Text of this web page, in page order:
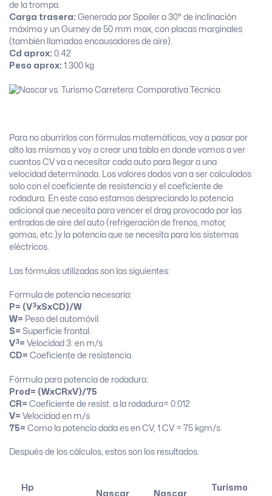
de la trompa.
Carga trasera: Generada por Spoiler a 30° de inclinación
máxima y un Gurney de 50 mm max, con placas marginales
(también llamadas encausadores de aire).
Cd aprox: 0.42
Peso aprox: 1.300 kg
Para no aburrirlos con fórmulas matemáticas, voy a pasar por
alto las mismas y voy a crear una tabla en donde vamos a ver
cuantos CV va a necesitar cada auto para llegar a una
velocidad determinada. Los valores dados van a ser calculados
solo con el coeficiente de resistencia y el coeficiente de
rodadura. En este caso estamos despreciando la potencia
adicional que necesita para vencer el drag provocado por las
entradas de aire del auto (refrigeración de frenos, motor,
gomas, etc.)y la potencia que se necesita para los sistemas
eléctricos.
Las fórmulas utilizadas son las siguientes:
Formula de potencia necesaria:
P= (V3xSxCD)/W
W= Peso del automóvil.
S= Superficie frontal.
V3= Velocidad 3. en m/s
CD= Coeficiente de resistencia.
Fórmula para potencia de rodadura:
Prod= (WxCRxV)/75
CR= Coeficiente de resist. a la rodadura= 0.012
V= Velocidad en m/s
75= Como la potencia dada es en CV, 1 CV = 75 kgm/s
Después de los cálculos, estos son los resultados.
Hp
Nascar
Nascar
Turismo